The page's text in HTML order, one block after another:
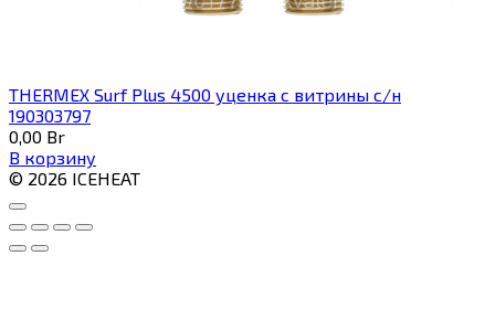
THERMEX Surf Plus 4500 уценка с витрины с/н
190303797
0,00 Br
В корзину
© 2026 ICEHEAT